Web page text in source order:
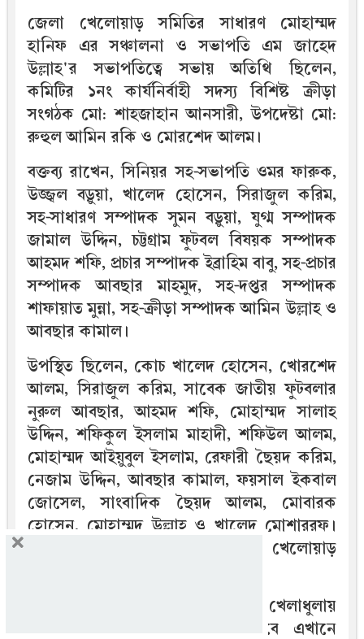
জেলা খেলোয়াড় সমিতির সাধারণ মোহাম্মদ
হানিফ এর সঞ্চালনা ও সভাপতি এম জাহেদ
উল্লাহ'র সভাপতিত্বে সভায় অতিথি ছিলেন,
কমিটির ১নং কার্যনির্বাহী সদস্য বিশিষ্ট ক্রীড়া
সংগঠক মো: শাহজাহান আনসারী, উপদেষ্টা মো:
রুহুল আমিন রকি ও মোরশেদ আলম।
বক্তব্য রাখেন, সিনিয়র সহ-সভাপতি ওমর ফারুক,
উজ্জ্বল বড়ুয়া, খালেদ হোসেন, সিরাজুল করিম,
সহ-সাধারণ সম্পাদক সুমন বড়ুয়া, যুগ্ম সম্পাদক
জামাল উদ্দিন, চট্টগ্রাম ফুটবল বিষয়ক সম্পাদক
আহমদ শফি, প্রচার সম্পাদক ইব্রাহিম বাবু, সহ-প্রচার
সম্পাদক আবছার মাহমুদ, সহ-দপ্তর সম্পাদক
শাফায়াত মুন্না, সহ-ক্রীড়া সম্পাদক আমিন উল্লাহ ও
আবছার কামাল।
উপস্থিত ছিলেন, কোচ খালেদ হোসেন, খোরশেদ
আলম, সিরাজুল করিম, সাবেক জাতীয় ফুটবলার
নুরুল আবছার, আহমদ শফি, মোহাম্মদ সালাহ
উদ্দিন, শফিকুল ইসলাম মাহাদী, শফিউল আলম,
মোহাম্মদ আইয়ুবুল ইসলাম, রেফারী ছৈয়দ করিম,
নেজাম উদ্দিন, আবছার কামাল, ফয়সাল ইকবাল
জোসেল, সাংবাদিক ছৈয়দ আলম, মোবারক
হোসেন, মোহাম্মদ উল্লাহ ও খালেদ মোশাররফ।
এছাড়া জেলার আট উপজেলার খেলোয়াড়
উপস্থিত সংগঠকরা বলেন, কক্সবাজার খেলাধুলায়
ঐতিহ্যগতভাবে অনেক এগিয়ে। তবে এখানে